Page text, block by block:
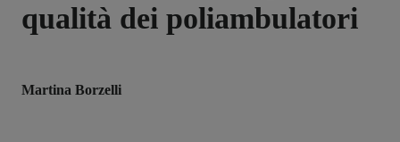
qualità dei poliambulatori
Martina Borzelli